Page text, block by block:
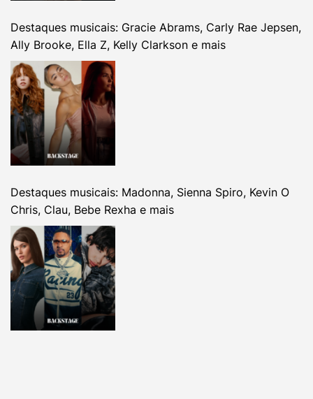
Destaques musicais: Gracie Abrams, Carly Rae Jepsen,
Ally Brooke, Ella Z, Kelly Clarkson e mais
Destaques musicais: Madonna, Sienna Spiro, Kevin O
Chris, Clau, Bebe Rexha e mais